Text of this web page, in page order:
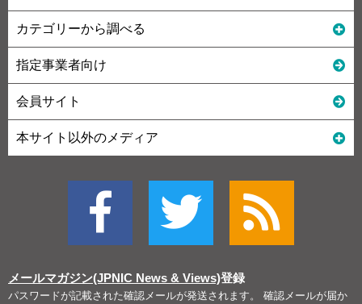
カテゴリーから調べる
指定事業者向け
会員サイト
本サイト以外のメディア
メールマガジン(JPNIC News & Views)登録
パスワードが記載された確認メールが発送されます。 確認メールが届か